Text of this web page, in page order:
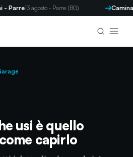
13 agosto · Parre (BG) Caminada
usi è quello
capirlo